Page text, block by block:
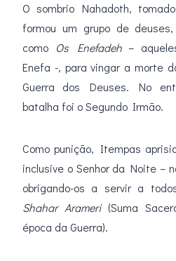
O sombrio Nahadoth,
formou um grupo de
como Os Enefadeh–
Enefa -, para vingar a morte
Guerra dos Deuses. No
batalha foi o Segundo Irmão.
Como punição, Itempas
inclusive o Senhor da Noite –
obrigando-os a servir a
Shahar Arameri(Suma
época da Guerra).